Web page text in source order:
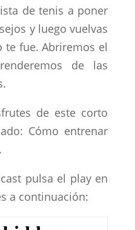
de tenis a poner
y luego vuelvas
te fue. Abriremos el
de las
de este corto
Cómo entrenar
pulsa el play en
a continuación: